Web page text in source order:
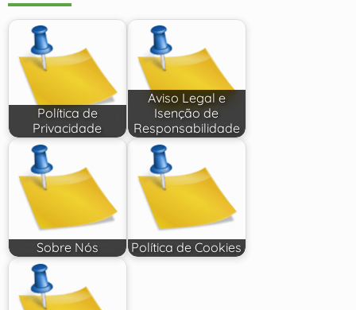
Política de
Privacidade
Aviso Legal e
Isenção de
Responsabilidade
Sobre Nós Política de Cookies